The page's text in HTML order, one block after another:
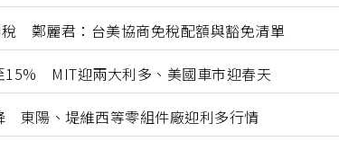
鄭麗君：台美協商免稅配額與豁免清單
15% MIT迎兩大利多、美國車市迎春天
東陽、堤維西等零組件廠迎利多行情